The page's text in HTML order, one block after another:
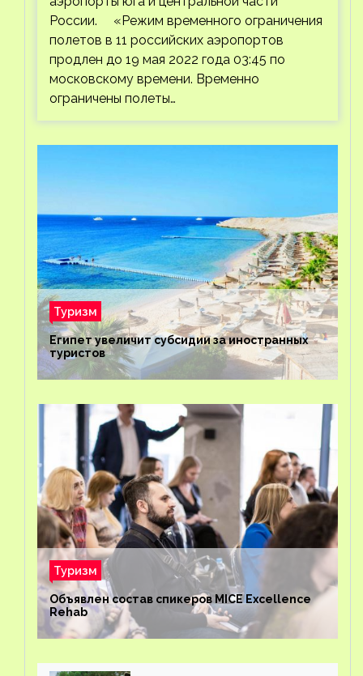
России. «Режим временного ограничения
полетов в 11 российских аэропортов
продлен до 19 мая 2022 года 03:45 по
московскому времени. Временно
ограничены полеты…
Туризм
Египет увеличит субсидии за иностранных
туристов
Туризм
Объявлен состав спикеров MICE Excellence
Rehab